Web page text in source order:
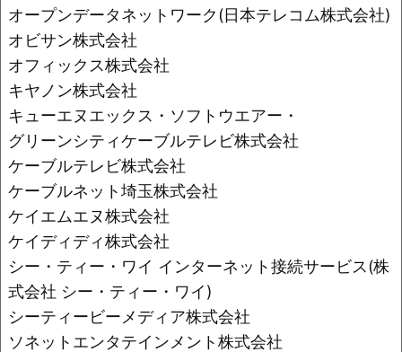
オープンデータネットワーク(日本テレコム株式会社)
オビサン株式会社
オフィックス株式会社
キヤノン株式会社
キューエヌエックス・ソフトウエアー・
グリーンシティケーブルテレビ株式会社
ケーブルテレビ株式会社
ケーブルネット埼玉株式会社
ケイエムエヌ株式会社
ケイディディ株式会社
シー・ティー・ワイ インターネット接続サービス(株
式会社 シー・ティー・ワイ)
シーティービーメディア株式会社
ソネットエンタテインメント株式会社